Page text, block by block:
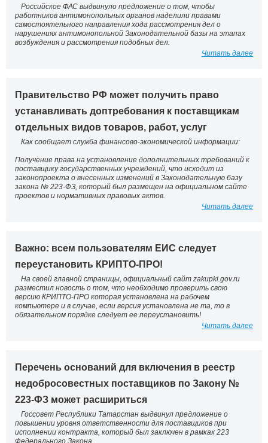
Российское ФАС выдвинуло предложение о том, чтобы
работников антимонопольных органов наделили правами
самостоятельного направления хода рассмотрения дел о
нарушениях антимонопольной Законодательной базы на этапах
возбуждения и рассмотрения подобных дел.
Читать далее
Правительство РФ может получить право
устанавливать доптребования к поставщикам
отдельных видов товаров, работ, услуг
Как сообщает служба финансово-экономической информации:
Получение права на установление дополнительных требований к
поставщику государственных учреждений, что исходит из
законопроекта о внесенных изменений в Законодательную базу
закона № 223-ФЗ, который был размещен на официальном сайте
проектов и нормативных правовых актов.
Читать далее
Важно: всем пользователям ЕИС следует
переустановить КРИПТО-ПРО!
На своей главной страницы, официальный сайт zakupki.gov.ru
разместил новость о том, что необходимо проверить свою
версию КРИПТО-ПРО которая установлена на рабочем
компьютере и в случае, если версия установлена не та, то в
обязательном порядке следует ее переустановить!
Читать далее
Перечень оснований для включения в реестр
недобросовестных поставщиков по Закону №
223-ФЗ может расшириться
Госсовет Республики Татарстан выдвинул предложение о
повышении уровня ответственности для поставщиков при
исполнении контракта, который был заключен в рамках 223
Федерального Закона.